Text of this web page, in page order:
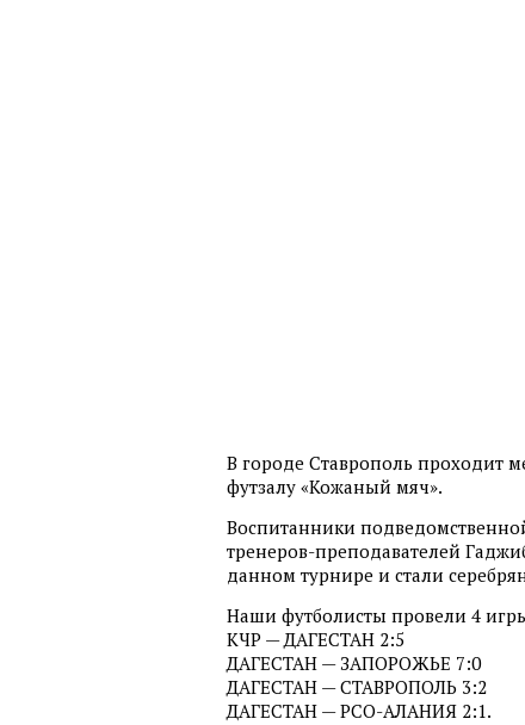
В городе Ставрополь
футзалу «Кожаный мяч».
Воспитанники
тренеров-преподавателей
данном турнире и стали
Наши футболисты провели 4
КЧР — ДАГЕСТАН 2:5
ДАГЕСТАН — ЗАПОРОЖЬЕ 7:0
ДАГЕСТАН — СТАВРОПОЛЬ 3:2
ДАГЕСТАН — РСО-АЛАНИЯ 2:1.